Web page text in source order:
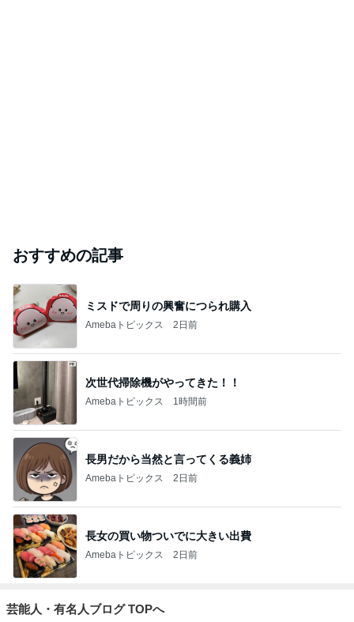
おすすめの記事
ミスドで周りの興奮につられ購入
Amebaトピックス 2日前
次世代掃除機がやってきた！！
Amebaトピックス 1時間前
長男だから当然と言ってくる義姉
Amebaトピックス 2日前
長女の買い物ついでに大きい出費
Amebaトピックス 2日前
芸能人・有名人ブログ TOPへ